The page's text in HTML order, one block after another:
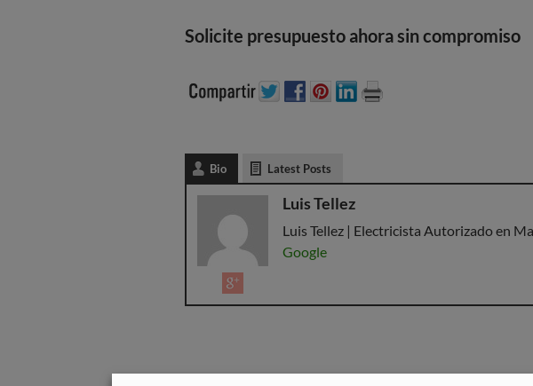
Solicite presupuesto ahora sin compromiso
Bio Latest Posts
Luis Tellez
Luis Tellez | Electricista Autorizado en
Google